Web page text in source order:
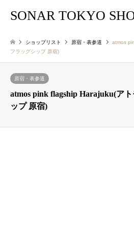
SONAR TOKYO
ショップリスト 原宿・表参道
atmos
フラッグシップ 原宿)
原宿・表参道
atmos pink flagship Harajuku(ア
ップ 原宿)